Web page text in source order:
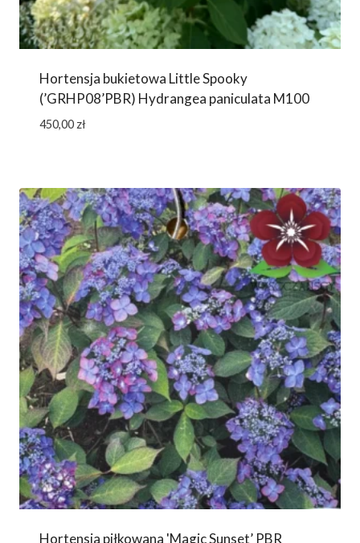
Hortensja bukietowa Little Spooky
(’GRHP08’PBR) Hydrangea paniculata M100
450,00 zł
Hortensja piłkowana 'Magic Sunset’ PBR